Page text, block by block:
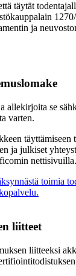
täytät
ja
allekirjoita se
varten.
täyttämiseen
ja julkiset
nettisivuilla.
toimia
liitteet
liitteeksi